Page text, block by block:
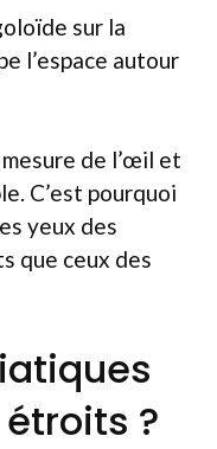
sur la
l’espace autour
de l’œil et
C’est pourquoi
yeux des
que ceux des
?